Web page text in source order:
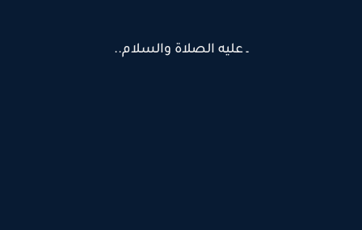
ـ عليه الصلاة والسلام..